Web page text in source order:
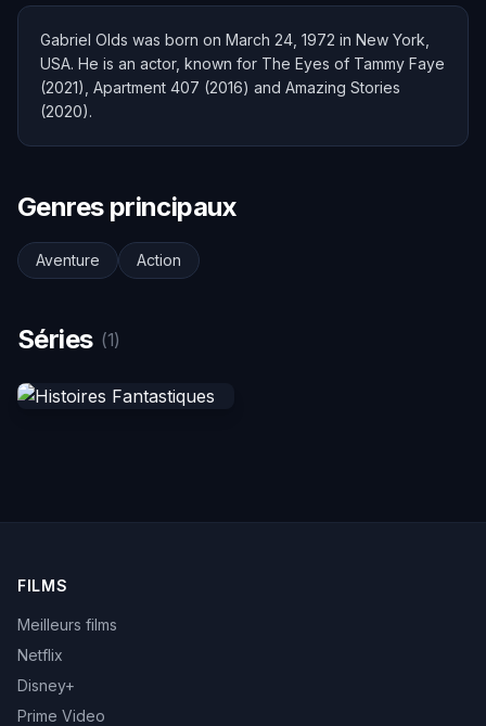
Gabriel Olds was born on March 24, 1972 in New York,
USA. He is an actor, known for The Eyes of Tammy Faye
(2021), Apartment 407 (2016) and Amazing Stories
(2020).
Genres principaux
Aventure Action
Séries (1)
FILMS
Meilleurs films
Netflix
Disney+
Prime Video